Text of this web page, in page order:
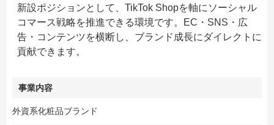
新設ポジションとして、TikTok Shopを軸にソーシャル
コマース戦略を推進できる環境です。EC・SNS・広
告・コンテンツを横断し、ブランド成長にダイレクトに
貢献できます。
事業内容
外資系化粧品ブランド